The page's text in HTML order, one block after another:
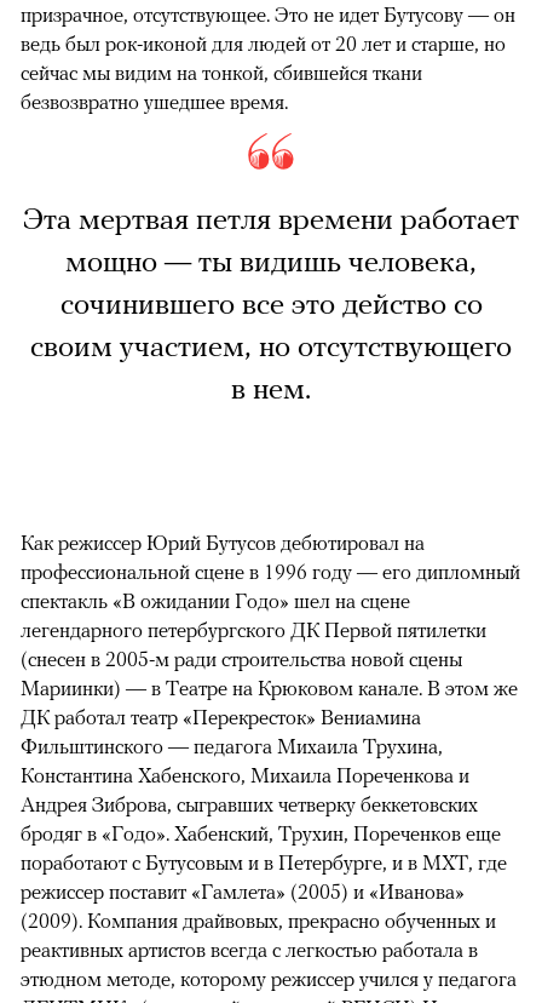
призрачное, отсутствующее. Это не идет Бутусову — он
ведь был рок-иконой для людей от 20 лет и старше, но
сейчас мы видим на тонкой, сбившейся ткани
безвозвратно ушедшее время.
Эта мертвая петля времени работает
мощно — ты видишь человека,
сочинившего все это действо со
своим участием, но отсутствующего
в нем.
Как режиссер Юрий Бутусов дебютировал на
профессиональной сцене в 1996 году — его дипломный
спектакль «В ожидании Годо» шел на сцене
легендарного петербургского ДК Первой пятилетки
(снесен в 2005-м ради строительства новой сцены
Мариинки) — в Театре на Крюковом канале. В этом же
ДК работал театр «Перекресток» Вениамина
Фильштинского — педагога Михаила Трухина,
Константина Хабенского, Михаила Пореченкова и
Андрея Зиброва, сыгравших четверку беккетовских
бродяг в «Годо». Хабенский, Трухин, Пореченков еще
поработают с Бутусовым и в Петербурге, и в МХТ, где
режиссер поставит «Гамлета» (2005) и «Иванова»
(2009). Компания драйвовых, прекрасно обученных и
реактивных артистов всегда с легкостью работала в
этюдном методе, которому режиссер учился у педагога